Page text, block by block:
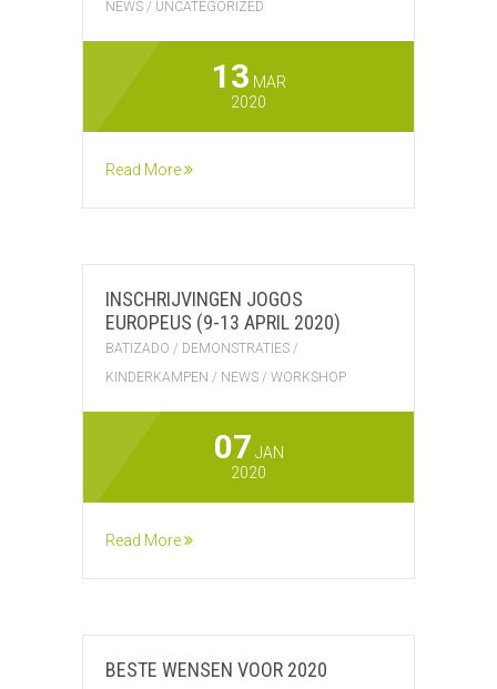
NEWS / UNCATEGORIZED
13 MAR
2020
Read More
INSCHRIJVINGEN JOGOS
EUROPEUS (9-13 APRIL 2020)
BATIZADO / DEMONSTRATIES /
KINDERKAMPEN / NEWS / WORKSHOP
07 JAN
2020
Read More
BESTE WENSEN VOOR 2020